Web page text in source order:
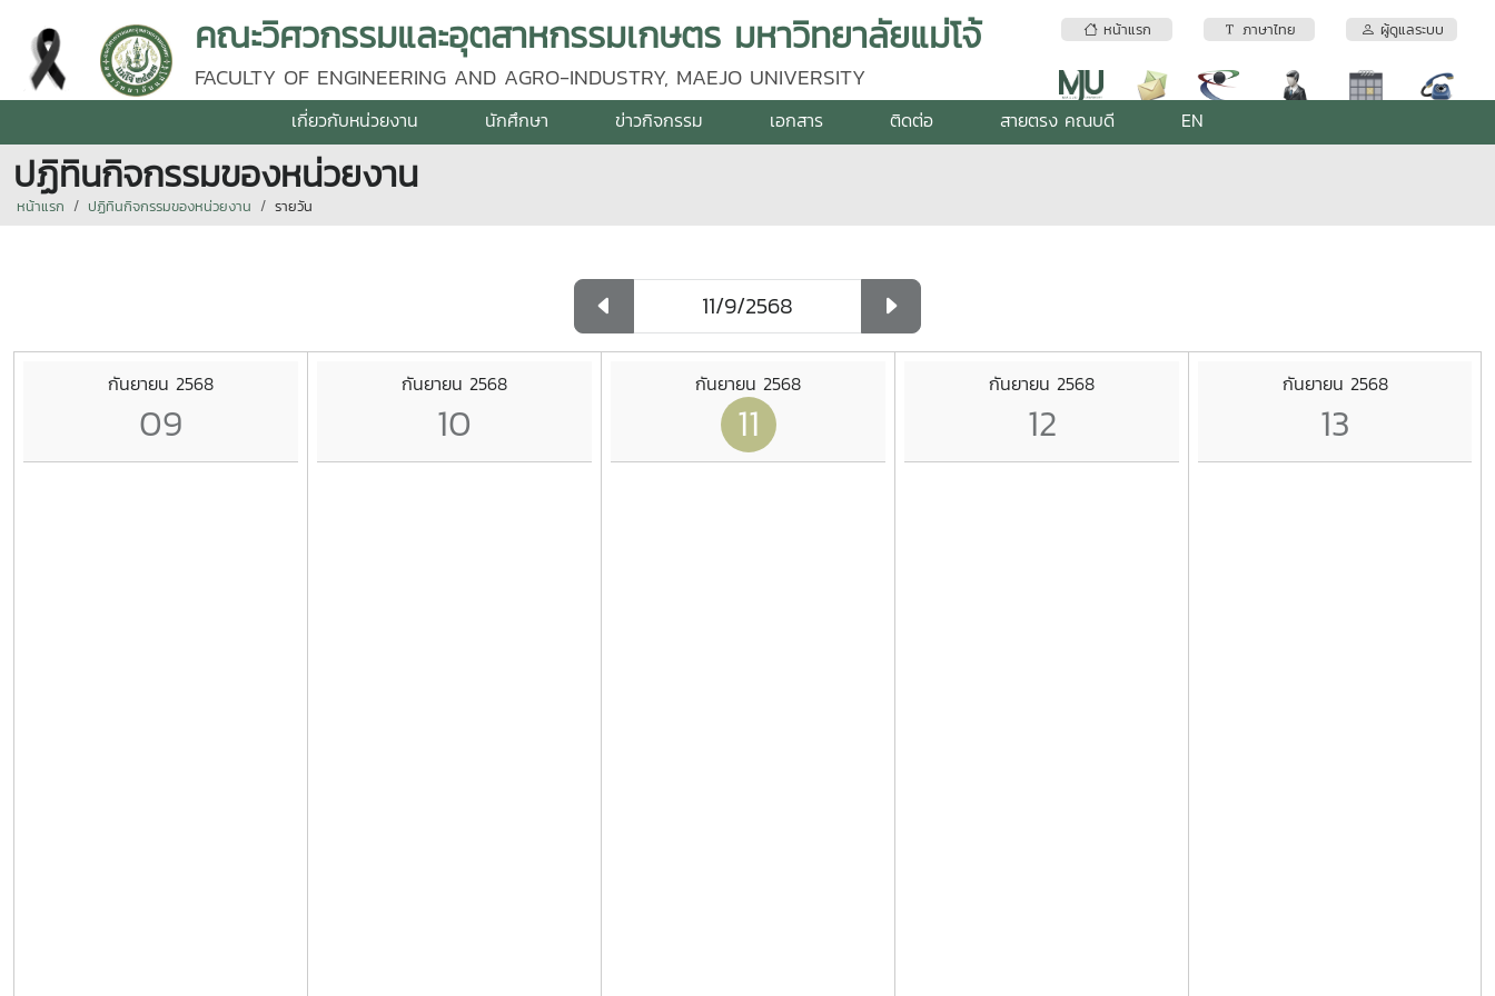
หน้าแรก ภาษาไทย ผู้ดูแลระบบ
คณะวิศวกรรมและอุตสาหกรรมเกษตร มหาวิทยาลัยแม่โจ้
FACULTY OF ENGINEERING AND AGRO-INDUSTRY, MAEJO UNIVERSITY
เกี่ยวกับหน่วยงาน นักศึกษา ข่าวกิจกรรม เอกสาร ติดต่อ สายตรง คณบดี EN
ปฏิทินกิจกรรมของหน่วยงาน
หน้าแรก ปฏิทินกิจกรรมของหน่วยงาน รายวัน
กันยายน 2568
09
กันยายน 2568
10
กันยายน 2568
11
กันยายน 2568
12
กันยายน 2568
13